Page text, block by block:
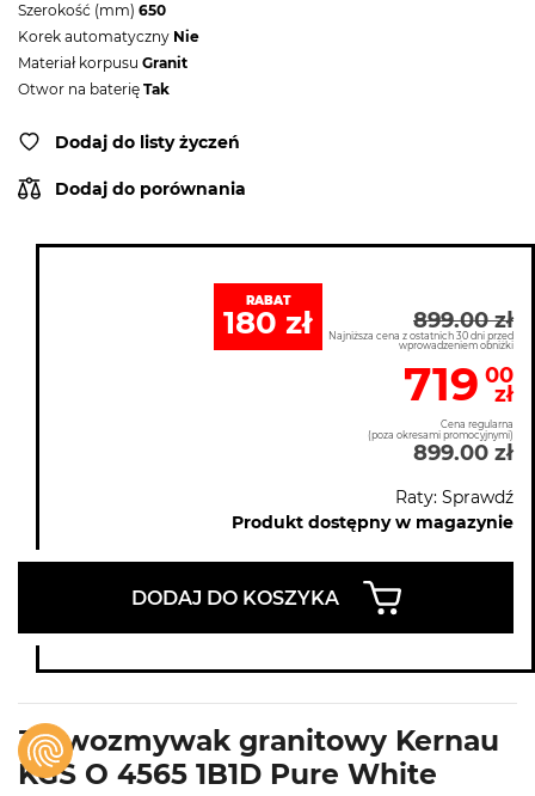
Szerokość (mm) 650
Korek automatyczny Nie
Materiał korpusu Granit
Otwor na baterię Tak
Dodaj do listy życzeń
Dodaj do porównania
RABAT
180 zł 899.00 zł
Najniższa cena z ostatnich 30 dni przed
wprowadzeniem obniżki
719 00
zł
Cena regularna
(poza okresami promocyjnymi)
899.00 zł
Raty: Sprawdź
Produkt dostępny w magazynie
DODAJ DO KOSZYKA
Zlewozmywak granitowy Kernau
KGS O 4565 1B1D Pure White